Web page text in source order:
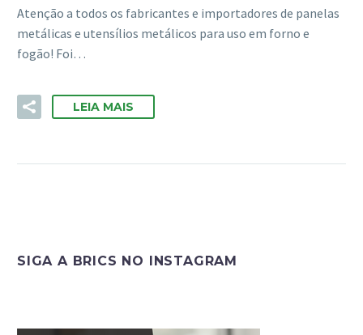
Atenção a todos os fabricantes e importadores de panelas
metálicas e utensílios metálicos para uso em forno e
fogão! Foi…
LEIA MAIS
SIGA A BRICS NO INSTAGRAM